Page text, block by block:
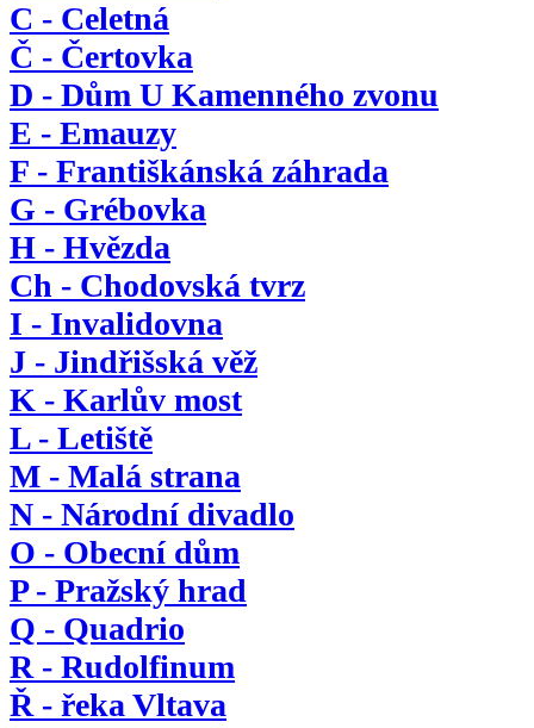
C - Celetná
Č - Čertovka
D - Dům U Kamenného zvonu
E - Emauzy
F - Františkánská záhrada
G - Grébovka
H - Hvězda
Ch - Chodovská tvrz
I - Invalidovna
J - Jindřišská věž
K - Karlův most
L - Letiště
M - Malá strana
N - Národní divadlo
O - Obecní dům
P - Pražský hrad
Q - Quadrio
R - Rudolfinum
Ř - řeka Vltava